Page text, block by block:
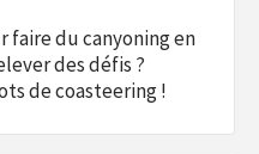
faire du canyoning en
des défis ?
de coasteering !